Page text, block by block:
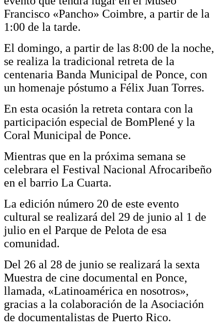
Francisco «Pancho» Coimbre, a partir de la
1:00 de la tarde.
El domingo, a partir de las 8:00 de la noche,
se realiza la tradicional retreta de la
centenaria Banda Municipal de Ponce, con
un homenaje póstumo a Félix Juan Torres.
En esta ocasión la retreta contara con la
participación especial de BomPlené y la
Coral Municipal de Ponce.
Mientras que en la próxima semana se
celebrara el Festival Nacional Afrocaribeño
en el barrio La Cuarta.
La edición número 20 de este evento
cultural se realizará del 29 de junio al 1 de
julio en el Parque de Pelota de esa
comunidad.
Del 26 al 28 de junio se realizará la sexta
Muestra de cine documental en Ponce,
llamada, «Latinoamérica en nosotros»,
gracias a la colaboración de la Asociación
de documentalistas de Puerto Rico.